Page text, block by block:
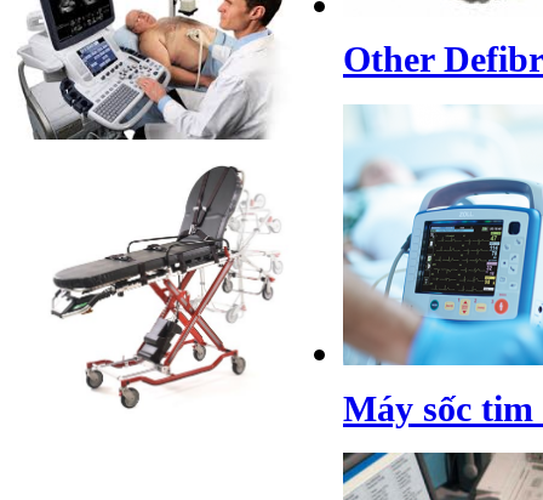
Other
Máy sốc tim